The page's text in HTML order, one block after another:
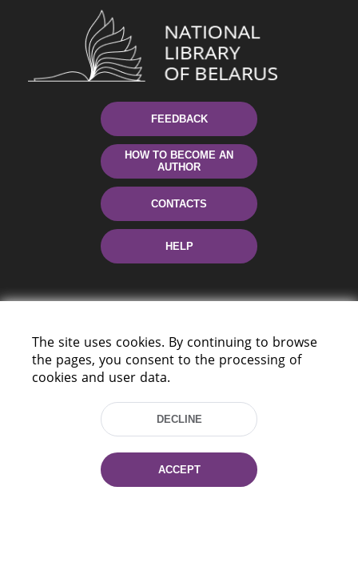
FEEDBACK
HOW TO BECOME AN
AUTHOR
CONTACTS
HELP
220114, Niezaležnasci Ave. 116, Minsk,
Tel.: (+375 17) 368 37 37
Fax: (+375 17) 368 97 06
E-mail: inbox@nlb.by
The site uses cookies. By continuing to browse
the pages, you consent to the processing of
cookies and user data.
DECLINE
ACCEPT